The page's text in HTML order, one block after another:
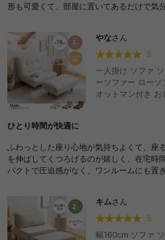
形も可愛くて、部屋に置いてあるだけで気
やなさん
5
一人掛け ソファ
ーソファー ロー
オットマン付き お
ひとり時間が快適に
ふわっとした座り心地が気持ちよくて、座
を伸ばしてくつろげるのが嬉しく、在宅時
パクトで圧迫感がなく、ワンルームにも置
キムさん
5
幅160cm ソファ